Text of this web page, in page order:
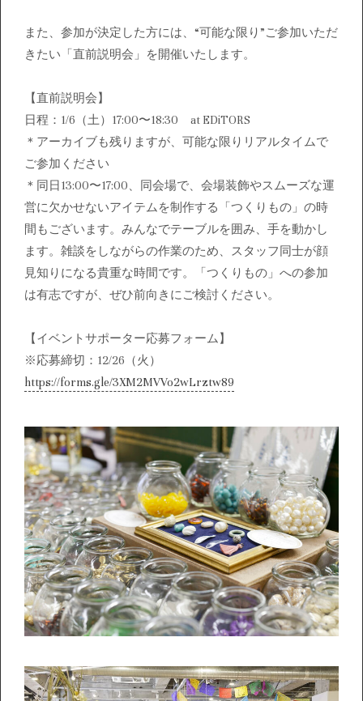
また、参加が決定した方には、“可能な限り”ご参加いただ
きたい「直前説明会」を開催いたします。
【直前説明会】
日程：1/6（土）17:00〜18:30 at EDiTORS
＊アーカイブも残りますが、可能な限りリアルタイムで
ご参加ください
＊同日13:00〜17:00、同会場で、会場装飾やスムーズな運
営に欠かせないアイテムを制作する「つくりもの」の時
間もございます。みんなでテーブルを囲み、手を動かし
ます。雑談をしながらの作業のため、スタッフ同士が顔
見知りになる貴重な時間です。「つくりもの」への参加
は有志ですが、ぜひ前向きにご検討ください。
【イベントサポーター応募フォーム】
※応募締切：12/26（火）
https://forms.gle/3XM2MVVo2wLrztw89